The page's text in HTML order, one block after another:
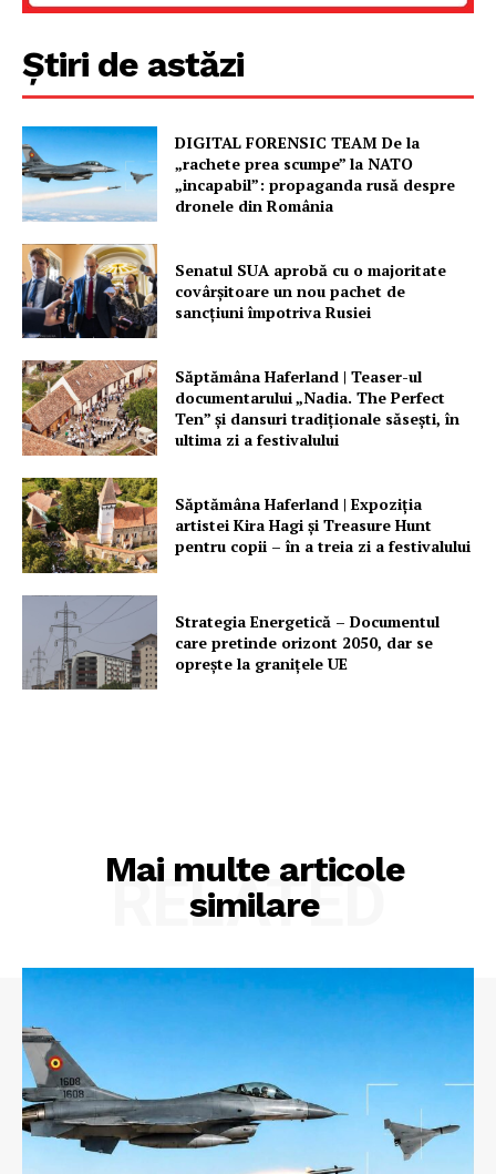
Despre noi / Echipa
Rețea
Știri de astăzi
DIGITAL FORENSIC TEAM De la
„rachete prea scumpe” la NATO
„incapabil”: propaganda rusă despre
dronele din România
Senatul SUA aprobă cu o majoritate
covârșitoare un nou pachet de
sancțiuni împotriva Rusiei
Săptămâna Haferland | Teaser-ul
documentarului „Nadia. The Perfect
Ten” şi dansuri tradiţionale săseşti, în
ultima zi a festivalului
Săptămâna Haferland | Expoziţia
artistei Kira Hagi şi Treasure Hunt
pentru copii – în a treia zi a festivalului
Strategia Energetică – Documentul
care pretinde orizont 2050, dar se
oprește la granițele UE
Mai multe articole
similare
RELATED